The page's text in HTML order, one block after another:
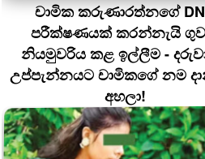
චාමික කරුණාරත්නගේ
පරීක්ෂණයක් කරන්නැයි
නියමුවරිය කළ ඉල්ලීම -
උප්පැන්නයට චාමිකගේ නම
අහලා!